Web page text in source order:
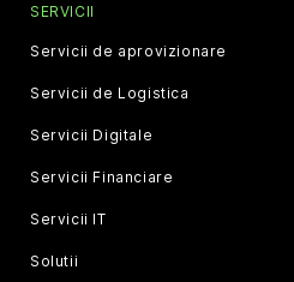
SERVICII
Servicii de aprovizionare
Servicii de Logistica
Servicii Digitale
Servicii Financiare
Servicii IT
Solutii